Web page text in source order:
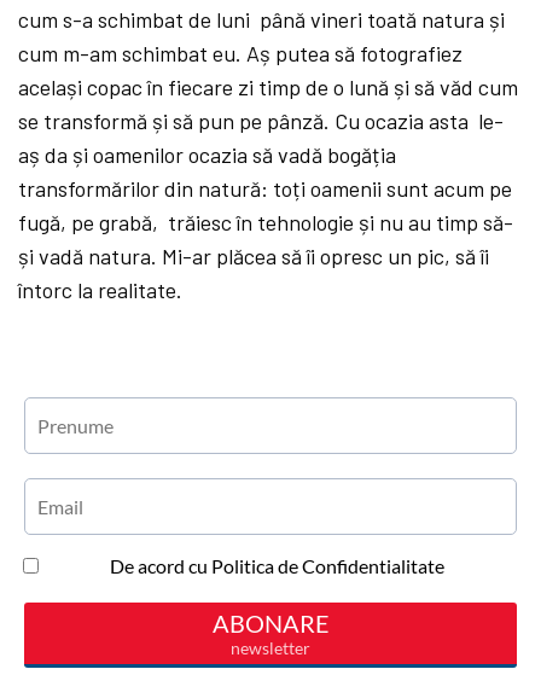
cum s-a schimbat de luni până vineri toată natura și
cum m-am schimbat eu. Aș putea să fotografiez
același copac în fiecare zi timp de o lună și să văd cum
se transformă și să pun pe pânză. Cu ocazia asta le-
aș da și oamenilor ocazia să vadă bogăția
transformărilor din natură: toți oamenii sunt acum pe
fugă, pe grabă, trăiesc în tehnologie și nu au timp să-
și vadă natura. Mi-ar plăcea să îi opresc un pic, să îi
întorc la realitate.